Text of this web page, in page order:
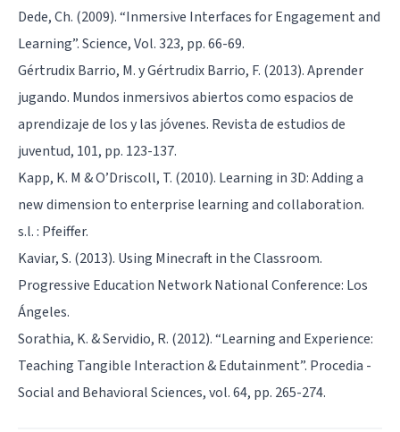
Dede, Ch. (2009). “Inmersive Interfaces for Engagement and
Learning”. Science, Vol. 323, pp. 66-69.
Gértrudix Barrio, M. y Gértrudix Barrio, F. (2013). Aprender
jugando. Mundos inmersivos abiertos como espacios de
aprendizaje de los y las jóvenes. Revista de estudios de
juventud, 101, pp. 123-137.
Kapp, K. M & O’Driscoll, T. (2010). Learning in 3D: Adding a
new dimension to enterprise learning and collaboration.
s.l. : Pfeiffer.
Kaviar, S. (2013). Using Minecraft in the Classroom.
Progressive Education Network National Conference: Los
Ángeles.
Sorathia, K. & Servidio, R. (2012). “Learning and Experience:
Teaching Tangible Interaction & Edutainment”. Procedia -
Social and Behavioral Sciences, vol. 64, pp. 265-274.